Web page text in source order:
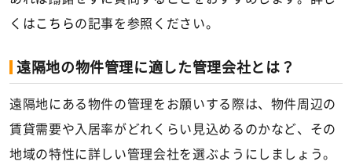
くはこちらの記事を参照ください。
遠隔地の物件管理に適した管理会社とは？
遠隔地にある物件の管理をお願いする際は、物件周辺の
賃貸需要や入居率がどれくらい見込めるのかなど、その
地域の特性に詳しい管理会社を選ぶようにしましょう。